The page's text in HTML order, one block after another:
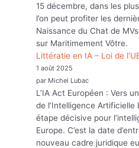
15 décembre, dans les
l’on peut profiter les
Naissance du Chat de
sur Maritimement Vôtre.
Littératie en IA – Loi de
1 août 2025
par Michel Lubac
L’IA Act Européen : Vers
de l’Intelligence
étape décisive pour
Europe. C’est la date
nouveau cadre juridique